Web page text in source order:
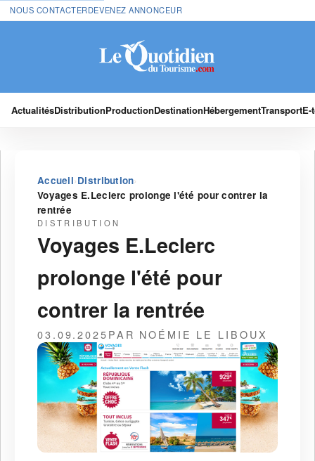
NOUS CONTACTERDEVENEZ ANNONCEUR
ActualitésDistributionProductionDestinationHébergementTransport
Accueil›Distribution›
Voyages E.Leclerc prolonge l'été pour contrer la
rentrée
DISTRIBUTION
Voyages E.Leclerc
prolonge l'été pour
contrer la rentrée
03.09.2025PAR NOÉMIE LE LIBOUX